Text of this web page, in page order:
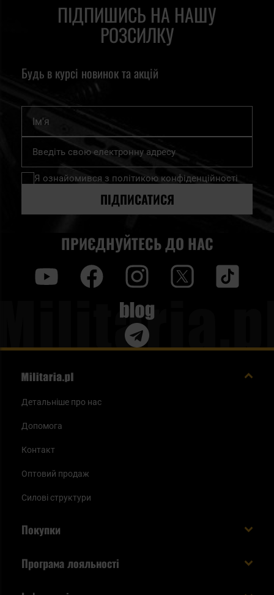
ПІДПИШИСЬ НА НАШУ
РОЗСИЛКУ
Будь в курсі новинок та акцій
Підпишіться
нашу
розсилку
Я ознайомився з політикою конфіденційності
ПІДПИСАТИСЯ
ПРИЄДНУЙТЕСЬ ДО НАС
Blog
Детальніше про нас
Допомога
Контакт
Оптовий продаж
Силові структури
Покупки
Програма лояльності